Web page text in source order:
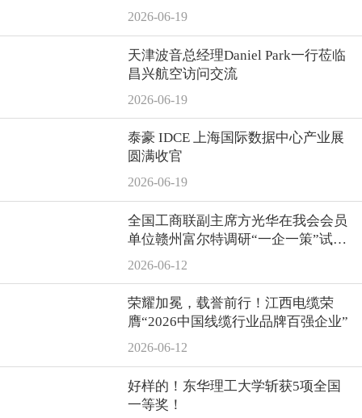
调研
2026-06-19
天津波音总经理Daniel Park一行莅临
昌兴航空访问交流
2026-06-19
泰豪 IDCE 上海国际数据中心产业展
圆满收官
2026-06-19
全国工商联副主席方光华在我会会员
单位赣州富尔特调研“一企一策”试点
服务工作
2026-06-12
荣耀加冕，载誉前行！江西电缆荣
膺“2026中国线缆行业品牌百强企业”
2026-06-12
好样的！东华理工大学斩获5项全国
一等奖！